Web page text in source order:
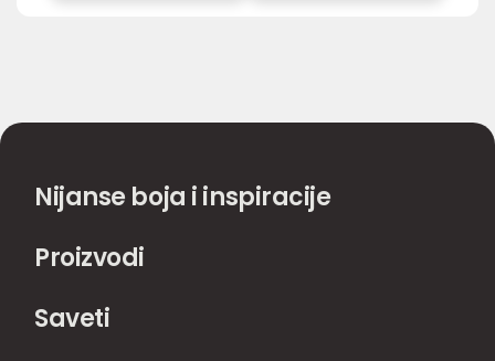
Nijanse boja i inspiracije
Proizvodi
Saveti